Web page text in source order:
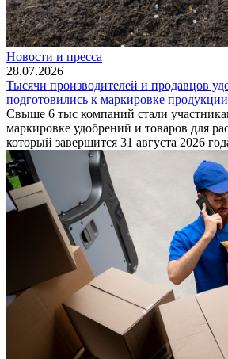
Новости и пресса
28.07.2026
Тысячи производителей и продавцов
подготовились к маркировке продукции
Свыше 6 тыс компаний стали
маркировке удобрений и товаров для
который завершится 31 августа 2026